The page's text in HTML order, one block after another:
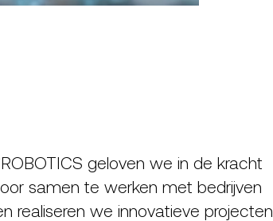
geloven we in de kracht
samen te werken met bedrijven
realiseren we innovatieve projecten